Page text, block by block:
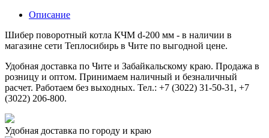
Описание
Шибер поворотный котла КЧМ d-200 мм - в наличии в
магазине сети Теплосибирь в Чите по выгодной цене.
Удобная доставка по Чите и Забайкальскому краю. Продажа в
розницу и оптом. Принимаем наличный и безналичный
расчет. Работаем без выходных. Тел.: +7 (3022) 31-50-31, +7
(3022) 206-800.
Удобная доставка по городу и краю